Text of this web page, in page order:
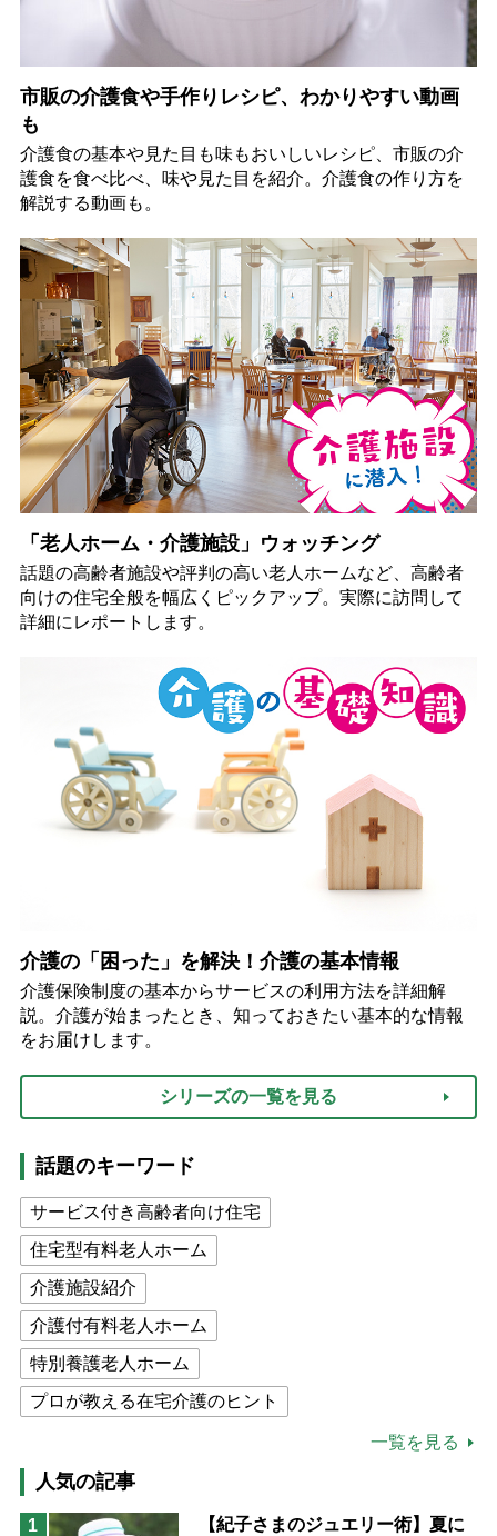
市販の介護食や手作りレシピ、わかりやすい動画
も
介護食の基本や見た目も味もおいしいレシピ、市販の介
護食を食べ比べ、味や見た目を紹介。介護食の作り方を
解説する動画も。
「老人ホーム・介護施設」ウォッチング
話題の高齢者施設や評判の高い老人ホームなど、高齢者
向けの住宅全般を幅広くピックアップ。実際に訪問して
詳細にレポートします。
介護の「困った」を解決！介護の基本情報
介護保険制度の基本からサービスの利用方法を詳細解
説。介護が始まったとき、知っておきたい基本的な情報
をお届けします。
シリーズの一覧を見る
話題のキーワード
サービス付き高齢者向け住宅
住宅型有料老人ホーム
介護施設紹介
介護付有料老人ホーム
特別養護老人ホーム
プロが教える在宅介護のヒント
高木ブー
ケアマネジャー
猫が母になつきません
一覧を見る
人気の記事
1
【紀子さまのジュエリー術】夏に